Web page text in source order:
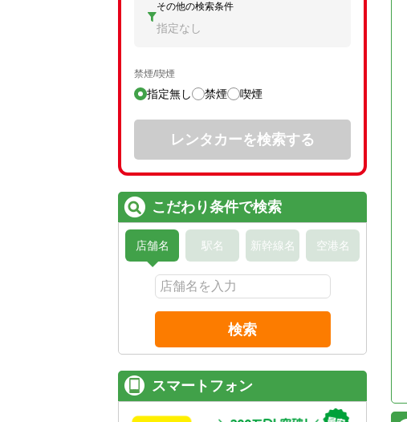
その他の検索条件
指定なし
禁煙/喫煙
指定無し 禁煙 喫煙
レンタカーを検索する
こだわり条件で検索
店舗名 駅名 新幹線名 空港名
検索
スマートフォン